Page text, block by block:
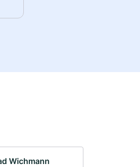
Wichmann